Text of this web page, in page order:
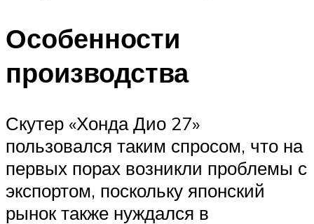
Особенности
производства
Скутер «Хонда Дио 27»
пользовался таким спросом, что на
первых порах возникли проблемы с
экспортом, поскольку японский
рынок также нуждался в